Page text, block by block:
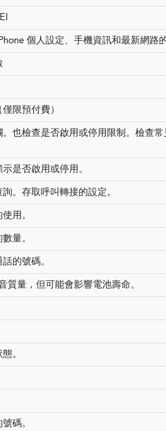
個人設定、手機資訊和最新網路
限預付費）
。也檢查是否啟用或停用限制。檢查
是否啟用或停用。
。存取呼叫轉接的設定。
用。
量。
的號碼。
質量，但可能會影響電池壽命。
。
碼。